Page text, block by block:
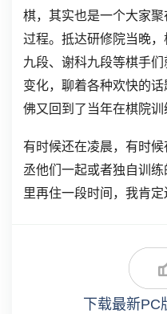
棋，其实也是一个大家
过程。抵达研修院当晚
九段、谢科九段等棋手
变化，聊着各种欢快的
佛又回到了当年在棋院训
有时候还在凌晨，有时
丞他们一起或者独自训
里再住一段时间，我肯定
下载最新PC